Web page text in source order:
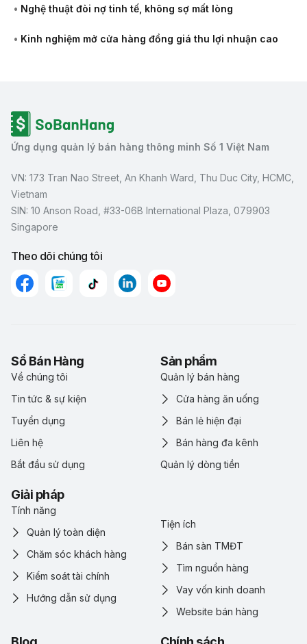
• Nghệ thuật đòi nợ tinh tế, không sợ mất lòng
• Kinh nghiệm mở cửa hàng đồng giá thu lợi nhuận cao
Ứng dụng quản lý bán hàng thông minh Số 1 Việt Nam
VN: 173 Tran Nao Street, An Khanh Ward, Thu Duc City, HCMC,
Vietnam
SIN: 10 Anson Road, #33-06B International Plaza, 079903
Singapore
Theo dõi chúng tôi
Sổ Bán Hàng
Về chúng tôi
Tin tức & sự kiện
Tuyển dụng
Liên hệ
Bắt đầu sử dụng
Sản phẩm
Quản lý bán hàng
Cửa hàng ăn uống
Bán lẻ hiện đại
Bán hàng đa kênh
Quản lý dòng tiền
Giải pháp
Tính năng
Quản lý toàn diện
Chăm sóc khách hàng
Kiểm soát tài chính
Hướng dẫn sử dụng
Tiện ích
Bán sàn TMĐT
Tìm nguồn hàng
Vay vốn kinh doanh
Website bán hàng